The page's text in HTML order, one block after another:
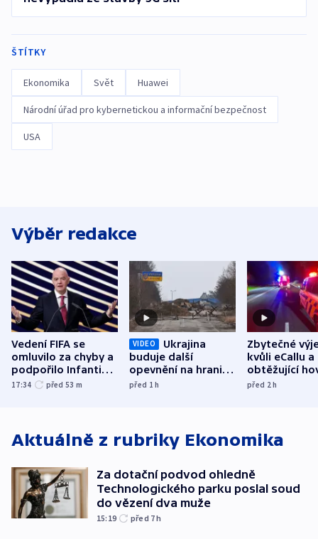
ŠTÍTKY
Ekonomika Svět Huawei
Národní úřad pro kybernetickou a informační bezpečnost
USA
Výběr redakce
Vedení FIFA se
omluvilo za chyby a
podpořilo Infantina.
UEFA trvá na
17:34 před 53 m
VIDEO
Ukrajina
buduje další
opevnění na hranici
s Běloruskem
před 1h
Zbytečné
kvůli eCallu a
obtěžující
zdržují
před 2h
Aktuálně z rubriky Ekonomika
Za dotační podvod ohledně
Technologického parku poslal soud
do vězení dva muže
15:19 před 7h